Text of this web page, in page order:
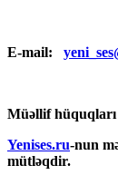
E-mail:
Müəllif
Yenises.ru-nun
mütləqdir.